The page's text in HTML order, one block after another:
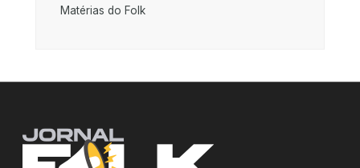
Matérias do Folk